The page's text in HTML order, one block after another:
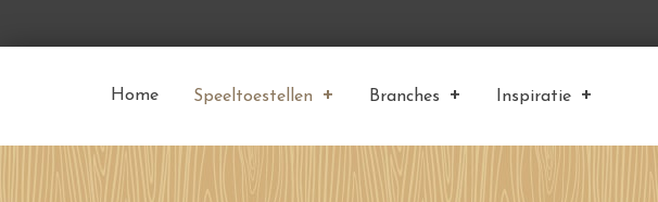
Home Speeltoestellen Branches Inspiratie